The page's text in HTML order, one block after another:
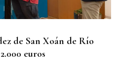
de San Xoán de Río
euros